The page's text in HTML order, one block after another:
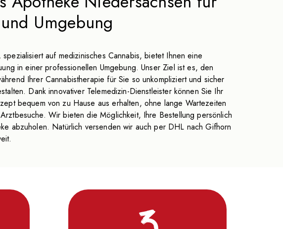
Umgebung
auf medizinisches Cannabis, bietet Ihnen eine
in einer professionellen Umgebung. Unser Ziel ist es, den
Ihrer Cannabistherapie für Sie so unkompliziert und sicher
Dank innovativer Telemedizin-Dienstleister können Sie Ihr
bequem von zu Hause aus erhalten, ohne lange Wartezeiten
Wir bieten die Möglichkeit, Ihre Bestellung persönlich
abzuholen. Natürlich versenden wir auch per DHL nach Gifhorn